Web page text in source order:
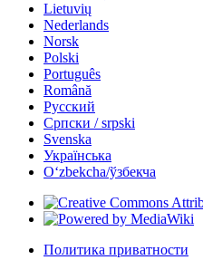
Lietuvių
Nederlands
Norsk
Polski
Português
Română
Русский
Српски / srpski
Svenska
Українська
Oʻzbekcha/ўзбекча
Политика приватности